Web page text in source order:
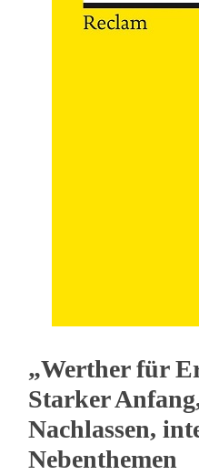
„Werther für
Starker
Nachlassen,
Nebenthemen